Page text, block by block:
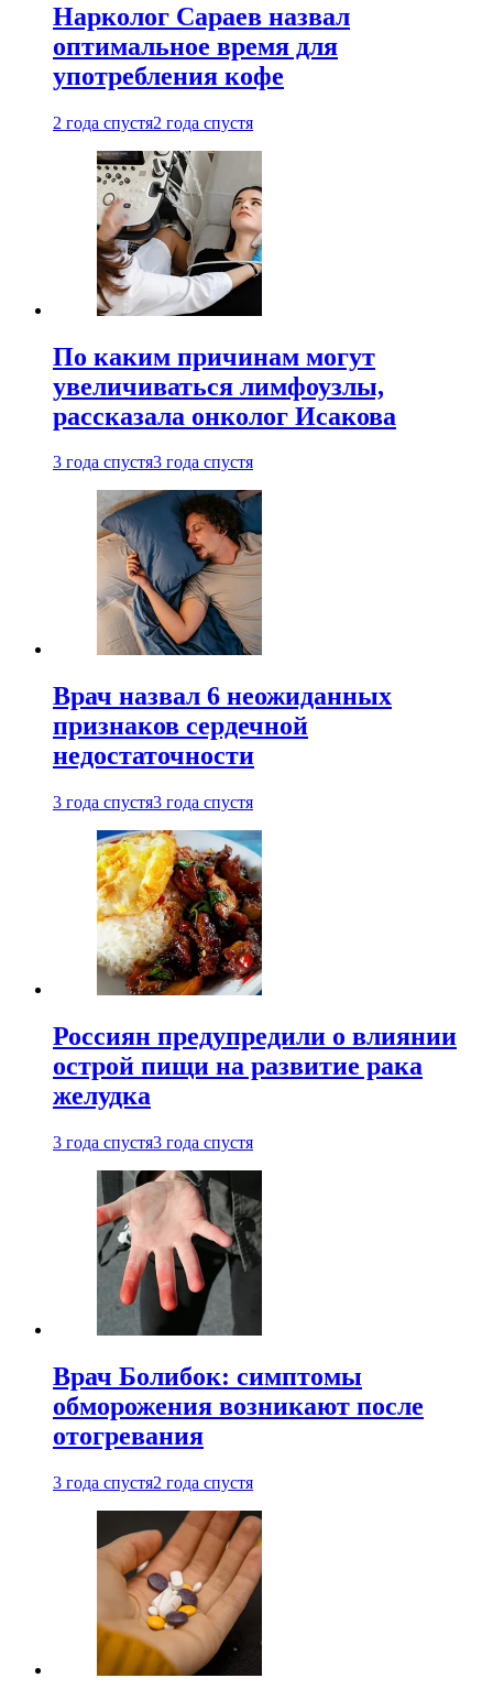
Нарколог Сараев назвал
оптимальное время для
употребления кофе
2 года спустя2 года спустя
По каким причинам могут
увеличиваться лимфоузлы,
рассказала онколог Исакова
3 года спустя3 года спустя
Врач назвал 6 неожиданных
признаков сердечной
недостаточности
3 года спустя3 года спустя
Россиян предупредили о влиянии
острой пищи на развитие рака
желудка
3 года спустя3 года спустя
Врач Болибок: симптомы
обморожения возникают после
отогревания
3 года спустя2 года спустя